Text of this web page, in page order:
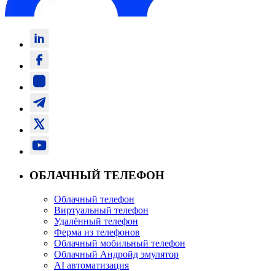
ОБЛАЧНЫЙ ТЕЛЕФОН
Облачный телефон
Виртуальный телефон
Удалённый телефон
Ферма из телефонов
Облачный мобильный телефон
Облачный Андройд эмулятор
AI автоматизация